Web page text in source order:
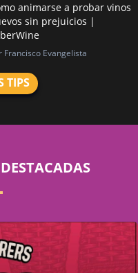
animarse a probar vinos
sin prejuicios |
Francisco Evangelista
TIPS